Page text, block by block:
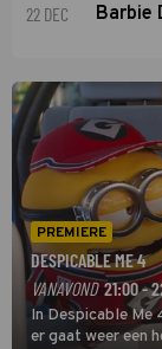
22 DEC Barbie
PREMIERE
DESPICABLE ME 4
VANAVOND 21:00 -
In Despicable Me
er gaat weer een